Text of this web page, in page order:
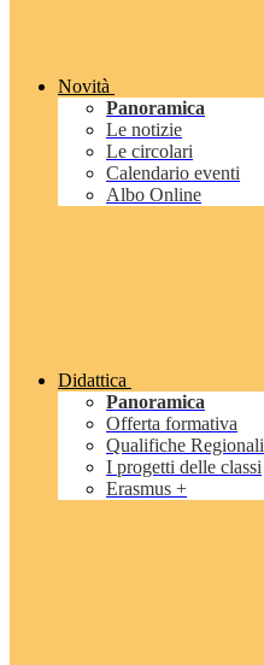
Novità
Panoramica
Le notizie
Le circolari
Calendario eventi
Albo Online
Didattica
Panoramica
Offerta formativa
Qualifiche Regionali
I progetti delle classi
Erasmus +